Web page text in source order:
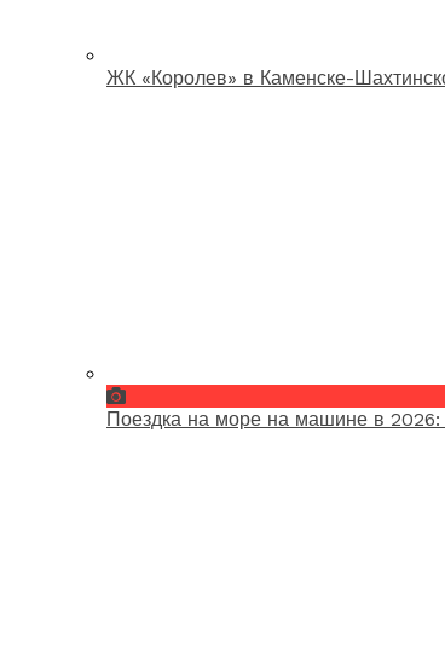
ЖК «Королев» в Каменске-
Поездка на море на машине в